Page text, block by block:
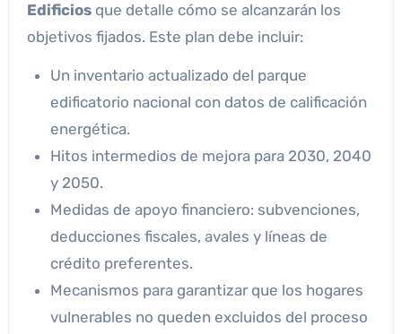
Edificiosque detalle cómo se alcanzarán los
objetivos fijados. Este plan debe incluir:
Un inventario actualizado del parque
edificatorio nacional con datos de calificación
energética.
Hitos intermedios de mejora para 2030, 2040
y 2050.
Medidas de apoyo financiero: subvenciones,
deducciones fiscales, avales y líneas de
crédito preferentes.
Mecanismos para garantizar que los hogares
vulnerables no queden excluidos del proceso